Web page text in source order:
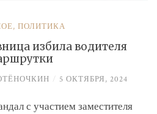
, ПОЛИТИКА
избила водителя
/ 5 ОКТЯБРЯ, 2024
с участием заместителя